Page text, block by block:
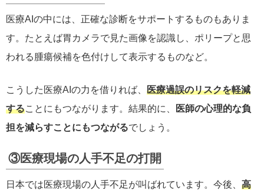
医療AIの中には、正確な診断をサポートするものもありま
す。たとえば胃カメラで見た画像を認識し、ポリープと思
われる腫瘍候補を色付けして表示するものなど。
こうした医療AIの力を借りれば、 医療過誤のリスクを軽減
することにもつながります。結果的に、
医師の心理的な負
担を減らすことにもつながるでしょう。
③医療現場の人手不足の打開
日本では医療現場の人手不足が叫ばれています。今後、 高